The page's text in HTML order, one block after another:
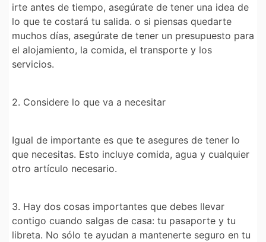
irte antes de tiempo, asegúrate de tener una idea de
lo que te costará tu salida. o si piensas quedarte
muchos días, asegúrate de tener un presupuesto para
el alojamiento, la comida, el transporte y los
servicios.
2. Considere lo que va a necesitar
Igual de importante es que te asegures de tener lo
que necesitas. Esto incluye comida, agua y cualquier
otro artículo necesario.
3. Hay dos cosas importantes que debes llevar
contigo cuando salgas de casa: tu pasaporte y tu
libreta. No sólo te ayudan a mantenerte seguro en tu